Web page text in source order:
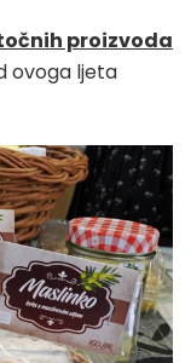
proizvoda
ovoga ljeta